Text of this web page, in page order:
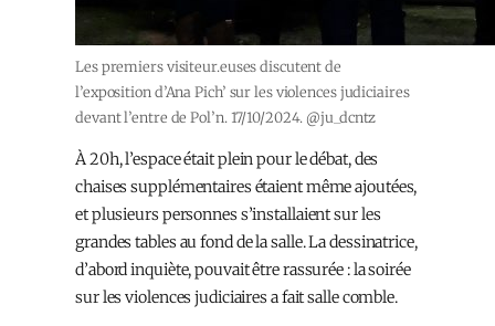
Les premiers visiteur.euses discutent de
l’exposition d’Ana Pich’ sur les violences judiciaires
devant l’entre de Pol’n. 17/10/2024. @ju_dcntz
À 20h, l’espace était plein pour le débat, des
chaises supplémentaires étaient même ajoutées,
et plusieurs personnes s’installaient sur les
grandes tables au fond de la salle. La dessinatrice,
d’abord inquiète, pouvait être rassurée : la soirée
sur les violences judiciaires a fait salle comble.